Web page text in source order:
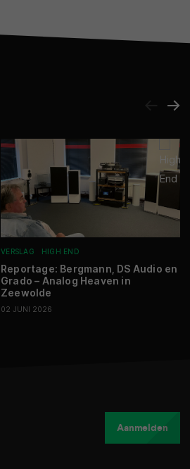
VERSLAG HIGH END
Reportage: Bergmann, DS Audio en
Grado – Analog Heaven in
Zeewolde
02 JUNI 2026
Aanmelden